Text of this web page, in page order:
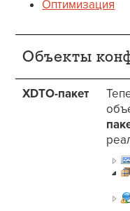
Оптимизация
Объекты
XDTO-пакет